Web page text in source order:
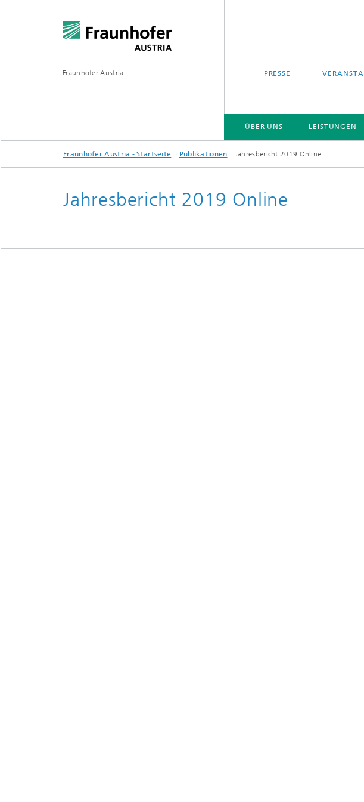
Fraunhofer Austria PRESSE
ÜBER UNS LEISTUNGEN
Fraunhofer Austria - Startseite Publikationen Jahresbericht 2019 Online
Jahresbericht 2019 Online